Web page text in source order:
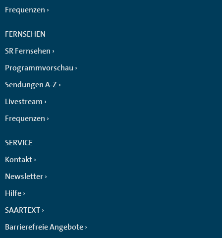
Frequenzen
FERNSEHEN
SR Fernsehen
Programmvorschau
Sendungen A-Z
Livestream
Frequenzen
SERVICE
Kontakt
Newsletter
Hilfe
SAARTEXT
Barrierefreie Angebote